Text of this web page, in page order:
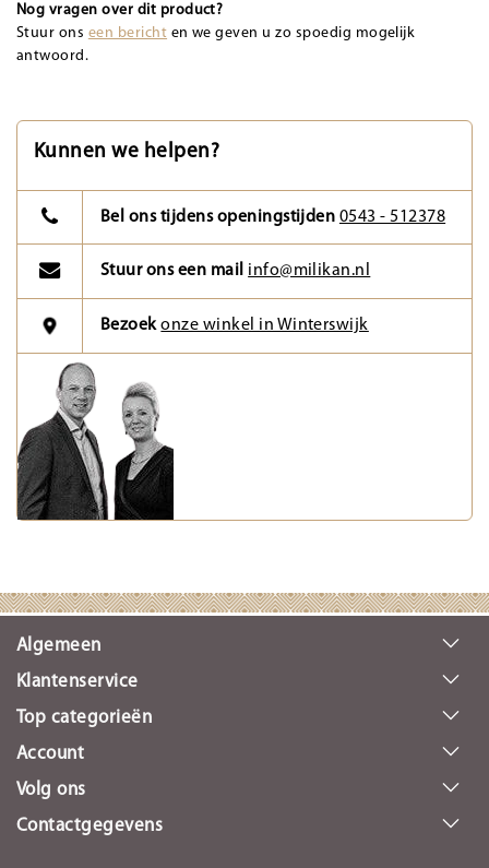
Nog vragen over dit product?
Stuur ons een bericht en we geven u zo spoedig mogelijk
antwoord.
Kunnen we helpen?
Bel ons tijdens openingstijden 0543 - 512378
Stuur ons een mail info@milikan.nl
Bezoekonze winkel in Winterswijk
Algemeen
Klantenservice
Top categorieën
Account
Volg ons
Contactgegevens